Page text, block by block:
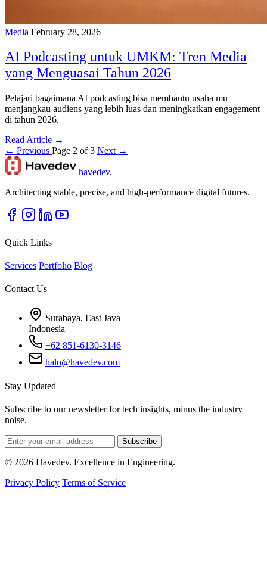
Media February 28, 2026
AI Podcasting untuk UMKM: Tren Media
yang Menguasai Tahun 2026
Pelajari bagaimana AI podcasting bisa membantu usaha mu
menjangkau audiens yang lebih luas dan meningkatkan engagement
di tahun 2026.
Read Article →
← Previous Page 2 of 3 Next →
havedev.
Architecting stable, precise, and high-performance digital futures.
Quick Links
Services Portfolio Blog
Contact Us
Surabaya, East Java
Indonesia
+62 851-6130-3146
halo@havedev.com
Stay Updated
Subscribe to our newsletter for tech insights, minus the industry
noise.
Subscribe
© 2026 Havedev. Excellence in Engineering.
Privacy Policy Terms of Service